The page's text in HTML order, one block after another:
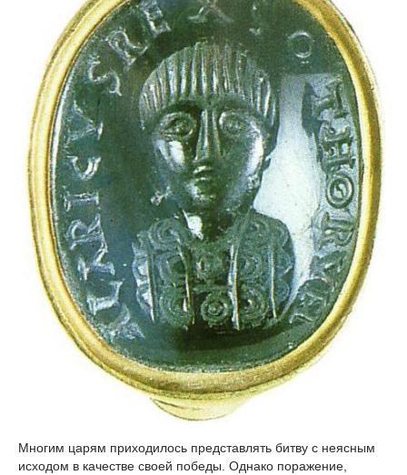
Многим царям приходилось представлять битву с неясным
исходом в качестве своей победы. Однако поражение,